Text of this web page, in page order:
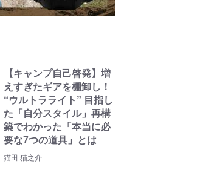
【キャンプ自己啓発】増
えすぎたギアを棚卸し！
“ウルトラライト” 目指し
た「自分スタイル」再構
築でわかった「本当に必
要な7つの道具」とは
猫田 猫之介